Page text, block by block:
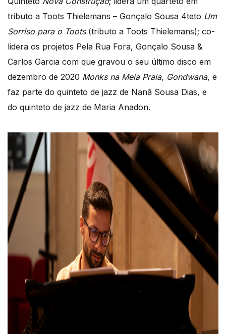
tributo a Toots Thielemans – Gonçalo Sousa 4teto Um
Sorriso para o Toots(tributo a Toots Thielemans); co-
lidera os projetos Pela Rua Fora, Gonçalo Sousa &
Carlos Garcia com que gravou o seu último disco em
dezembro de 2020 Monks na Meia Praia, Gondwana, e
faz parte do quinteto de jazz de Nanã Sousa Dias, e
do quinteto de jazz de Maria Anadon.